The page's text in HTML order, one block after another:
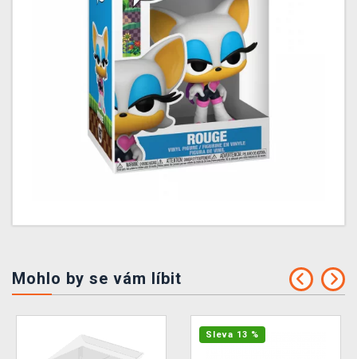
Mohlo by se vám líbit
Sleva 13 %